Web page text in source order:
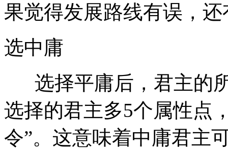
果觉得发展路线有误，
选中庸
选择平庸后，君主的
选择的君主多5个属性点
令”。这意味着中庸君主